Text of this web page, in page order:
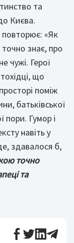
та
Києва.
повторює: «Як
знає, про
чужі. Герої
що
поміж
батьківської
пори. Гумор і
навіть у
здавалося б,
точно
та